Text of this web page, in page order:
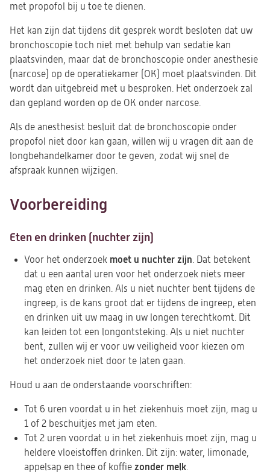
met propofol bij u toe te dienen.
Het kan zijn dat tijdens dit gesprek wordt besloten dat uw
bronchoscopie toch niet met behulp van sedatie kan
plaatsvinden, maar dat de bronchoscopie onder anesthesie
(narcose) op de operatiekamer (OK) moet plaatsvinden. Dit
wordt dan uitgebreid met u besproken. Het onderzoek zal
dan gepland worden op de OK onder narcose.
Als de anesthesist besluit dat de bronchoscopie onder
propofol niet door kan gaan, willen wij u vragen dit aan de
longbehandelkamer door te geven, zodat wij snel de
afspraak kunnen wijzigen.
Voorbereiding
Eten en drinken (nuchter zijn)
Voor het onderzoek moet u nuchter zijn . Dat betekent
dat u een aantal uren voor het onderzoek niets meer
mag eten en drinken. Als u niet nuchter bent tijdens de
ingreep, is de kans groot dat er tijdens de ingreep, eten
en drinken uit uw maag in uw longen terechtkomt. Dit
kan leiden tot een longontsteking. Als u niet nuchter
bent, zullen wij er voor uw veiligheid voor kiezen om
het onderzoek niet door te laten gaan.
Houd u aan de onderstaande voorschriften:
Tot 6 uren voordat u in het ziekenhuis moet zijn, mag u
1 of 2 beschuitjes met jam eten.
Tot 2 uren voordat u in het ziekenhuis moet zijn, mag u
heldere vloeistoffen drinken. Dit zijn: water, limonade,
appelsap en thee of koffie zonder melk